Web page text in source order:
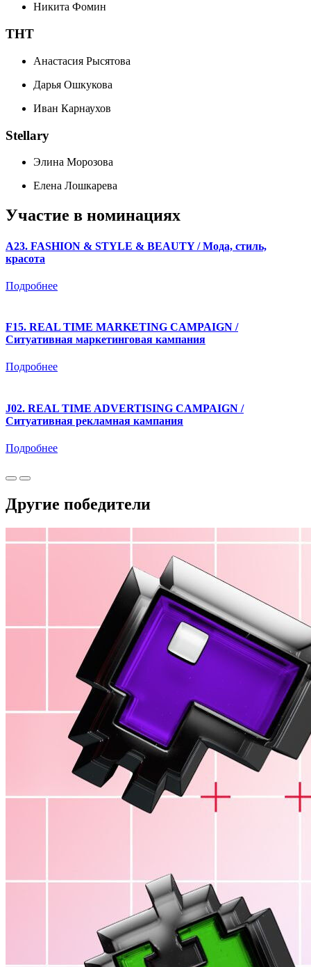
Никита Фомин
ТНТ
Анастасия Рысятова
Дарья Ошкукова
Иван Карнаухов
Stellary
Элина Морозова
Елена Лошкарева
Участие в номинациях
A23. FASHION & STYLE & BEAUTY / Мода, стиль,
красота
Подробнее
F15. REAL TIME MARKETING CAMPAIGN /
Ситуативная маркетинговая кампания
Подробнее
J02. REAL TIME ADVERTISING CAMPAIGN /
Ситуативная рекламная кампания
Подробнее
Другие победители